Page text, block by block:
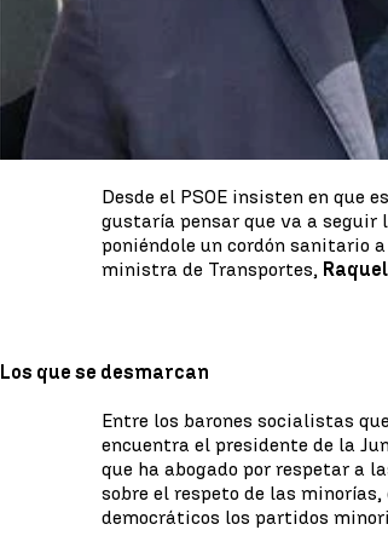
Al respecto, ha matizado que
con todo y les vale todo
gobernar". Sin embargo, la
parte de los socialistas: "Suena
Gómez
, portavoz del PSOE en el
Desde el PSOE insisten en que
gustaría pensar que va a seguir
poniéndole un cordón sanitario
ministra de Transportes,
Los que se desmarcan
Entre los barones socialistas
encuentra el presidente de la
que ha abogado por respetar a
sobre el respeto de las
democráticos los partidos